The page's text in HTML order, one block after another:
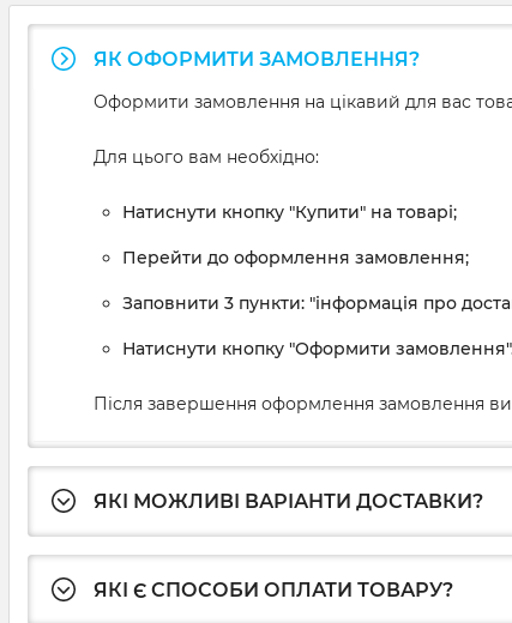
ЯК ОФОРМИТИ ЗАМОВЛЕННЯ?
Оформити замовлення на цікавий для вас
Для цього вам необхідно:
Натиснути кнопку "Купити" на товарі;
Перейти до оформлення замовлення;
Заповнити 3 пункти: "інформація про
Натиснути кнопку "Оформити
Після завершення оформлення замовлення
ЯКІ МОЖЛИВІ ВАРІАНТИ ДОСТАВКИ?
ЯКІ Є СПОСОБИ ОПЛАТИ ТОВАРУ?